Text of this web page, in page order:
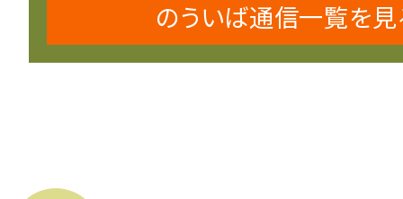
のういば通信一覧を